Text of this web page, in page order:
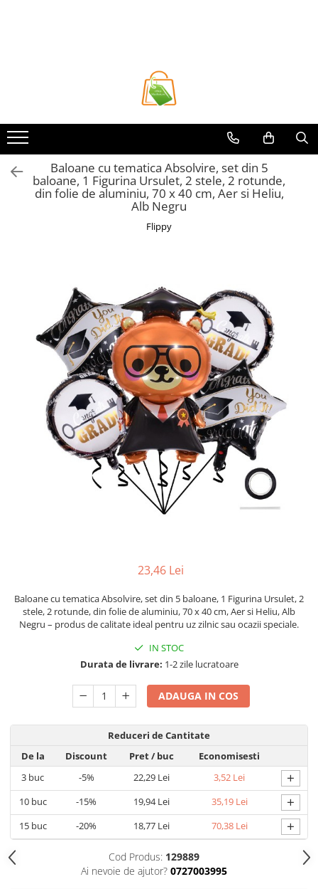
Accesorii Birou si Consumabile
Articole pentru baie
Articole pentru Bucatarie
Accesorii Bucătărie
Dozatoare Condimente
Organizatoare si Depozitare
Pahare, Sticle si Cani
Ustensile pentru Bucătărie
Ustensile pentru Bucătărie
Veselă pentru Masă
Articole pentru Casa si Curatenie
Accesorii Ingrijire Casa
Cutii depozitare
Diverse Casa
Incalzire si climatizare
Produse ingrijire incaltaminte
Steaguri
Tapet 3D Autoadeziv
Uscatoare si Standere Haine
Articole pentru Iluminat
Corpuri de iluminat
Articole si, Echipamente pentru
Transport şi Ridicat
Pelerine, Umbrele si Accesorii
Videoproiectoare
Accesorii Auto
Accesorii Auto
Baloane cu tematica Absolvire, set din 5
baloane, 1 Figurina Ursulet, 2 stele, 2 rotunde,
din folie de aluminiu, 70 x 40 cm, Aer si Heliu,
Alb Negru
Flippy
23,46 Lei
Baloane cu tematica Absolvire, set din 5 baloane, 1 Figurina Ursulet, 2
stele, 2 rotunde, din folie de aluminiu, 70 x 40 cm, Aer si Heliu, Alb
Negru – produs de calitate ideal pentru uz zilnic sau ocazii speciale.
IN STOC
Durata de livrare: 1-2 zile lucratoare
ADAUGA IN COS
Reduceri de Cantitate
De la
Discount Pret/ buc
Economisesti
3 buc -5% 22,29 Lei 3,52 Lei +
10buc -15% 19,94 Lei 35,19 Lei +
15buc -20% 18,77 Lei 70,38 Lei +
Cod Produs: 129889
Ai nevoie de ajutor? 0727003995